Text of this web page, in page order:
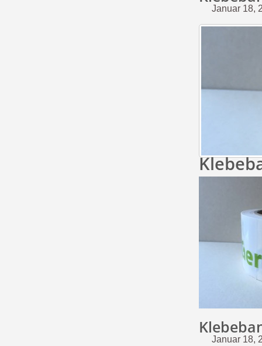
Januar 18,
Januar 18,